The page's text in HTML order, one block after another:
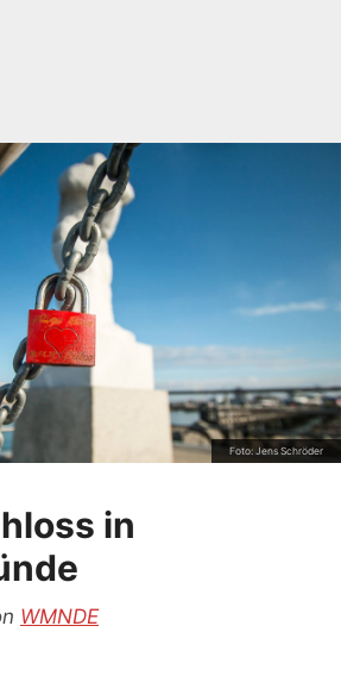
Foto: Jens Schröder
in
WMNDE